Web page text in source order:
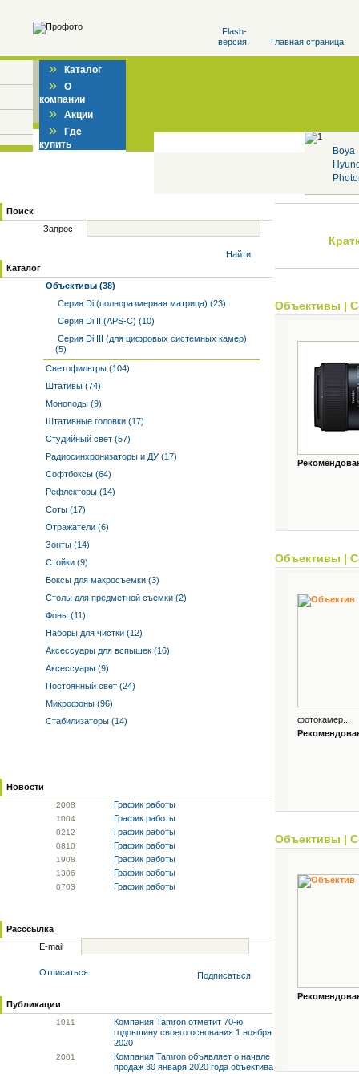
Flash-
версия
Главная страница
» Каталог
» О
компании
» Акции
» Где
купить
Boya
Поиск
Запрос
Найти
Каталог
Объективы (38)
Серия Di (полноразмерная матрица) (23)
Серия Di II (APS-C) (10)
Серия Di III (для цифровых системных камер)
(5)
Светофильтры (104)
Штативы (74)
Моноподы (9)
Штативные головки (17)
Студийный свет (57)
Радиосинхронизаторы и ДУ (17)
Софтбоксы (64)
Рефлекторы (14)
Соты (17)
Отражатели (6)
Зонты (14)
Стойки (9)
Боксы для макросъемки (3)
Столы для предметной съемки (2)
Фоны (11)
Наборы для чистки (12)
Аксессуары для вспышек (16)
Аксессуары (9)
Постоянный свет (24)
Микрофоны (96)
Стабилизаторы (14)
Новости
2008 График работы
1004 График работы
0212 График работы
0810 График работы
1908 График работы
1306 График работы
0703 График работы
Расссылка
E-mail
Отписаться Подписаться
Публикации
1011
Компания Tamron отметит 70-ю
годовщину своего основания 1 ноября
2020
2001
Компания Tamron объявляет о начале
продаж 30 января 2020 года объектива
Объективы |
Объективы |
фотокамер...
Объективы |